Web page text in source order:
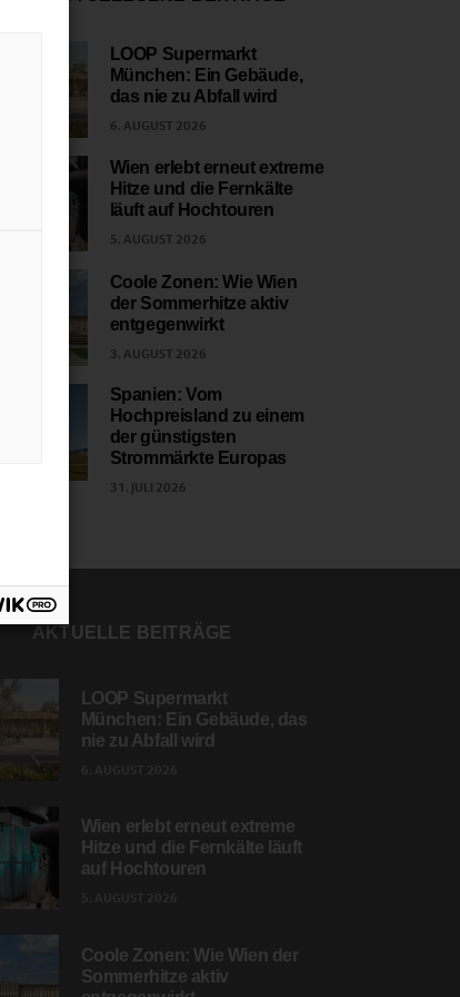
LOOP Supermarkt
München: Ein Gebäude,
das nie zu Abfall wird
6. AUGUST 2026
Wien erlebt erneut extreme
Hitze und die Fernkälte
läuft auf Hochtouren
5. AUGUST 2026
Coole Zonen: Wie Wien
der Sommerhitze aktiv
entgegenwirkt
3. AUGUST 2026
Spanien: Vom
Hochpreisland zu einem
der günstigsten
Strommärkte Europas
31. JULI 2026
AKTUELLE BEITRÄGE
LOOP Supermarkt
München: Ein Gebäude, das
nie zu Abfall wird
Wien erlebt erneut extreme
Hitze und die Fernkälte läuft
auf Hochtouren
Coole Zonen: Wie Wien der
Sommerhitze aktiv